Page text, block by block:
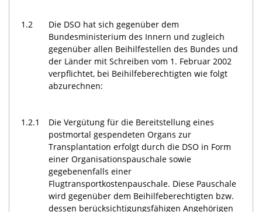
1.2
Die DSO hat sich gegenüber dem
Bundesministerium des Innern und zugleich
gegenüber allen Beihilfestellen des Bundes und
der Länder mit Schreiben vom 1. Februar 2002
verpflichtet, bei Beihilfeberechtigten wie folgt
abzurechnen:
1.2.1
Die Vergütung für die Bereitstellung eines
postmortal gespendeten Organs zur
Transplantation erfolgt durch die DSO in Form
einer Organisationspauschale sowie
gegebenenfalls einer
Flugtransportkostenpauschale. Diese Pauschale
wird gegenüber dem Beihilfeberechtigten bzw.
dessen berücksichtigungsfähigen Angehörigen